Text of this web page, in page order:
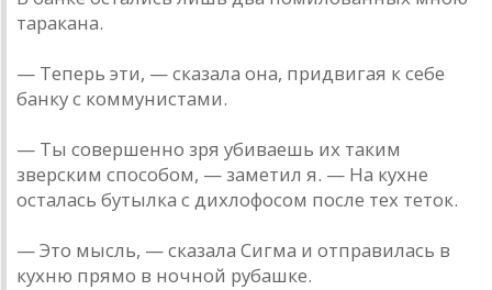
таракана.
— Теперь эти, — сказала она, придвигая к себе
банку с коммунистами.
— Ты совершенно зря убиваешь их таким
зверским способом, — заметил я. — На кухне
осталась бутылка с дихлофосом после тех теток.
— Это мысль, — сказала Сигма и отправилась в
кухню прямо в ночной рубашке.